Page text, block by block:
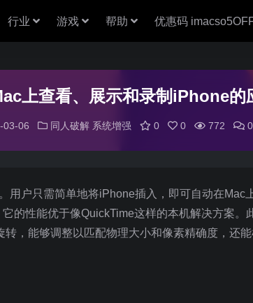
行业 游戏 帮助 优惠码
上查看、展示和录制iPhone的
03-06 同人破解 系统增强 0 0 772 0
用户只需简单地将iPhone插入，即可自动在Mac
的性能优于像QuickTime这样的本机解决方案。
，能够调整以匹配物理大小和像素精确度，还